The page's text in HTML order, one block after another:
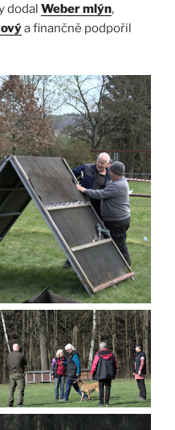
dodal Weber mlýn,
a finančně podpořil